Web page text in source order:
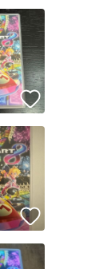
Yahoo!フリマの取
他フリマサービスで
保証しているもので
高頻度で24時間以
高頻度で24時間以内
品ページへ
キャンセル